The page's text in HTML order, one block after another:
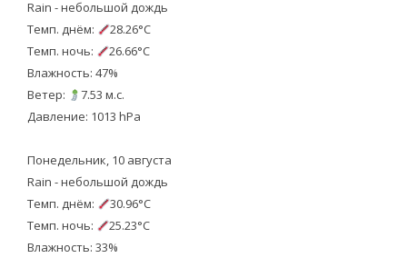
Rain - небольшой дождь
Темп. днём:
28.26°C
Темп. ночь:
26.66°C
Влажность: 47%
Ветер:
7.53 м.с.
Давление: 1013 hPa
Понедельник, 10 августа
Rain - небольшой дождь
Темп. днём:
30.96°C
Темп. ночь:
25.23°C
Влажность: 33%